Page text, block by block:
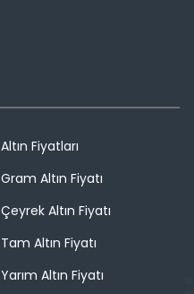
Altın Fiyatları
Gram Altın Fiyatı
Çeyrek Altın Fiyatı
Tam Altın Fiyatı
Yarım Altın Fiyatı